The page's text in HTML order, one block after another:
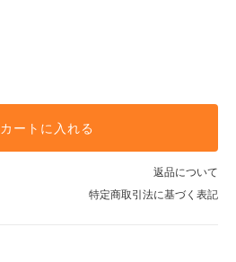
カートに入れる
返品について
特定商取引法に基づく表記